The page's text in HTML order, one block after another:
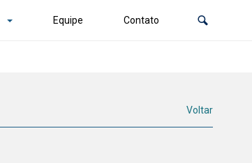
Equipe Contato
Voltar